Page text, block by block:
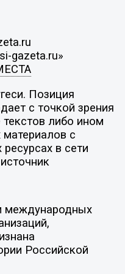
gazeta.ru»
Позиция
с точкой зрения
либо ином
материалов с
в сети
международных
Российской